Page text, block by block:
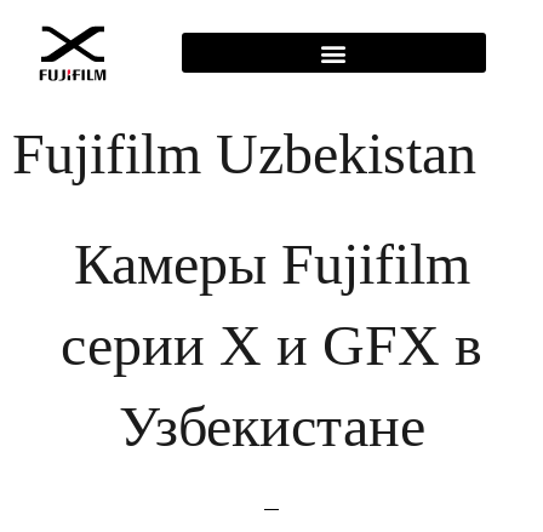
Fujifilm Uzbekistan
Камеры Fujifilm
серии X и GFX в
Узбекистане